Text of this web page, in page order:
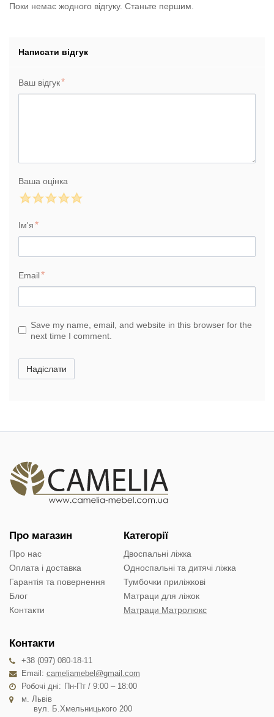
Поки немає жодного відгуку. Станьте першим.
Написати відгук
Ваш відгук
Ваша оцінка
Ім'я
Email
Save my name, email, and website in this browser for the
next time I comment.
Надіслати
Про магазин
Про нас
Оплата і доставка
Гарантія та повернення
Блог
Контакти
Категорії
Двоспальні ліжка
Односпальні та дитячі ліжка
Тумбочки приліжкові
Матраци для ліжок
Матраци Матролюкс
Контакти
+38 (097) 080-18-11
Email: cameliamebel@gmail.com
Робочі дні:
Пн-Пт / 9:00 – 18:00
м. Львів
вул. Б.Хмельницького 200